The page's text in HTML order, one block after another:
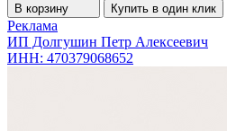
В корзину Купить в один клик
Реклама
ИП Долгушин Петр Алексеевич
ИНН: 470379068652